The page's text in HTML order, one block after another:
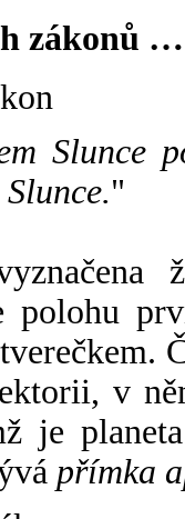
zákonů …
Slunce
"
polohu
v
je
přímka